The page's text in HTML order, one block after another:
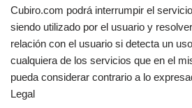
Cubiro.com podrá interrumpir el
siendo utilizado por el usuario y
relación con el usuario si detecta un
cualquiera de los servicios que en el
pueda considerar contrario a lo
Legal